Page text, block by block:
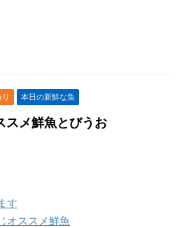
本日の新鮮な魚
スメ鮮魚とびうお
す
オススメ鮮魚